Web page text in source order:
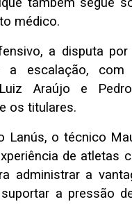
médico.
a disputa por
a escalação,
Araújo e
os titulares.
Lanús, o técnico
de atletas
administrar a
a pressão